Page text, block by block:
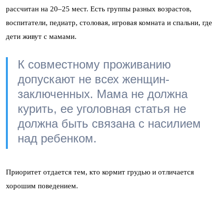
рассчитан на 20–25 мест. Есть группы разных возрастов,
воспитатели, педиатр, столовая, игровая комната и спальни, где
дети живут с мамами.
К совместному проживанию
допускают не всех женщин-
заключенных. Мама не должна
курить, ее уголовная статья не
должна быть связана с насилием
над ребенком.
Приоритет отдается тем, кто кормит грудью и отличается
хорошим поведением.